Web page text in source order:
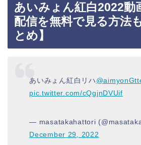
あいみょん紅白2022動
配信を無料で見る方法
とめ】
あいみょん紅白リハ
pic.twitter.com/cQgjnDVUif
— masatakahattori
December 29, 2022